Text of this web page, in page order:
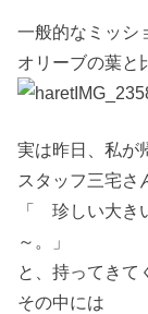
一般的なミッシ
オリーブの葉と
実は昨日、私が
スタッフ三宅さ
「 珍しい大き
～。」
と、持ってきて
その中には